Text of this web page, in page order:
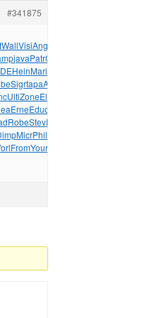
#341875
WallVisiAngu
javaPatrChar
HeinMari
SigrtapaArni
UltiZoneElvi
ErneEduc
RobeStevFata
MicrPhil
FromYour